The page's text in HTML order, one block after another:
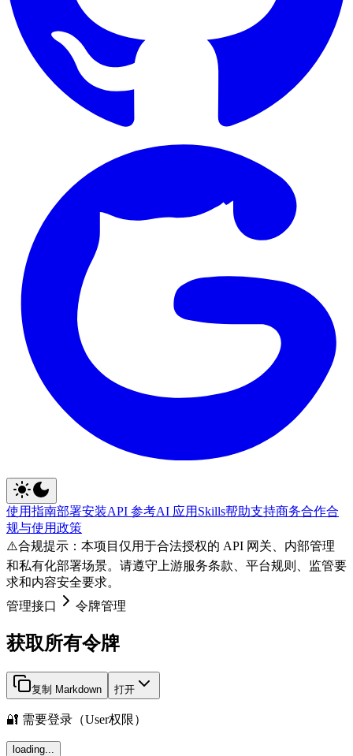
使用指南部署安装API 参考AI 应用 Skills帮助支持商务合作合
规与使用政策
⚠️合规提示：本项目仅用于合法授权的 API 网关、内部管理
和私有化部署场景。请遵守上游服务条款、平台规则、监管要
求和内容安全要求。
管理接口
令牌管理
获取所有令牌
复制 Markdown 打开
🔐 需要登录（User权限）
loading...